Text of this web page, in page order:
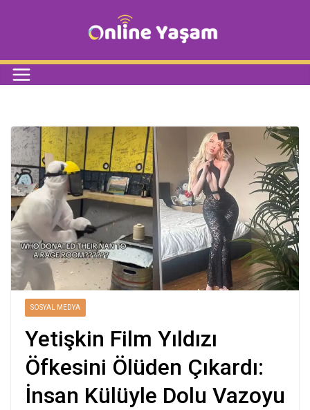
SOSYAL MEDYA
Yetişkin Film Yıldızı
Öfkesini Ölüden Çıkardı:
İnsan Külüyle Dolu Vazoyu